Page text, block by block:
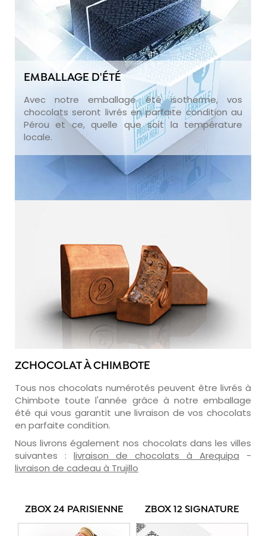
EMBALLAGE D'ÉTÉ
Avec notre emballage été isotherme, vos
chocolats seront livrés en parfaite condition au
Pérou et ce, quelle que soit la température
locale.
ZCHOCOLAT À CHIMBOTE
Tous nos chocolats numérotés peuvent être livrés à
Chimbote toute l'année grâce à notre emballage
été qui vous garantit une livraison de vos chocolats
en parfaite condition.
Nous livrons également nos chocolats dans les villes
suivantes : livraison de chocolats à Arequipa -
livraison de cadeau à Trujillo
ZBOX 24 PARISIENNE ZBOX 12 SIGNATURE